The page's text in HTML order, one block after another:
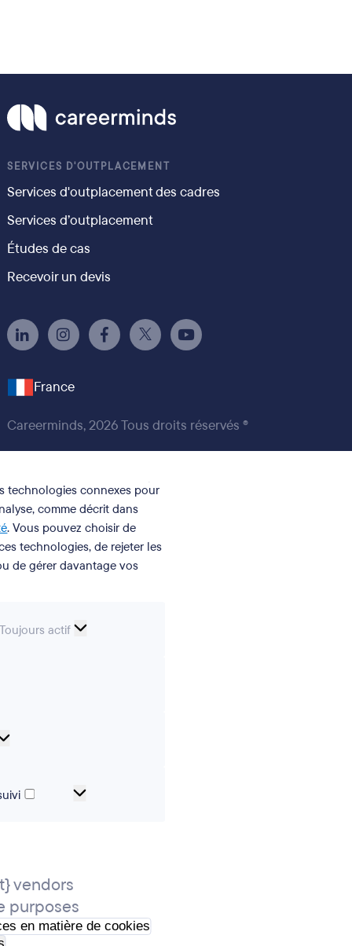
SERVICES D'OUTPLACEMENT
Services d'outplacement des cadres
Services d’outplacement
Études de cas
Recevoir un devis
France
Careerminds, 2026 Tous droits réservés ®
technologies connexes pour
comme décrit dans
. Vous pouvez choisir de
technologies, de rejeter les
de gérer davantage vos
Toujours actif
Cookies
de
suivi
vendors
purposes
en matière de cookies